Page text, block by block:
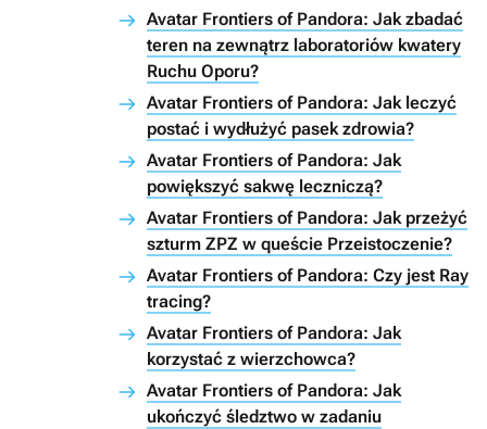
Avatar Frontiers of Pandora: Jak zbadać
teren na zewnątrz laboratoriów kwatery
Ruchu Oporu?
Avatar Frontiers of Pandora: Jak leczyć
postać i wydłużyć pasek zdrowia?
Avatar Frontiers of Pandora: Jak
powiększyć sakwę leczniczą?
Avatar Frontiers of Pandora: Jak przeżyć
szturm ZPZ w queście Przeistoczenie?
Avatar Frontiers of Pandora: Czy jest Ray
tracing?
Avatar Frontiers of Pandora: Jak
korzystać z wierzchowca?
Avatar Frontiers of Pandora: Jak
ukończyć śledztwo w zadaniu